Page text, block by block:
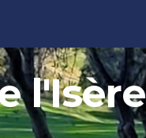
l'Isère